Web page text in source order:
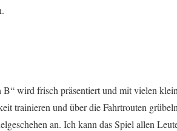
wird frisch präsentiert und mit vielen
trainieren und über die Fahrtrouten
an. Ich kann das Spiel allen